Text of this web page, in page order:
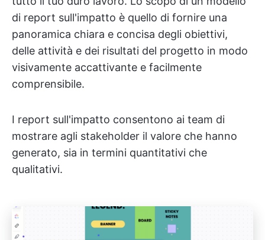
di report sull'impatto è quello di fornire una
panoramica chiara e concisa degli obiettivi,
delle attività e dei risultati del progetto in modo
visivamente accattivante e facilmente
comprensibile.
I report sull'impatto consentono ai team di
mostrare agli stakeholder il valore che hanno
generato, sia in termini quantitativi che
qualitativi.